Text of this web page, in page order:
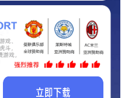
线啦...
在建设.